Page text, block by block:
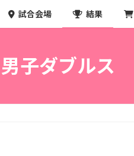
試合会場 結果
男子ダブルス